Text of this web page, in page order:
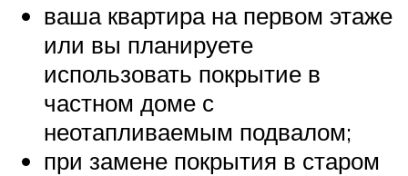
ваша квартира на первом этаже
или вы планируете
использовать покрытие в
частном доме с
неотапливаемым подвалом;
при замене покрытия в старом